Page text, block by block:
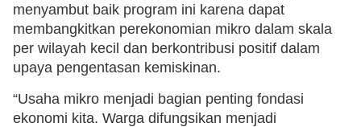
menyambut baik program ini karena dapat
membangkitkan perekonomian mikro dalam skala
per wilayah kecil dan berkontribusi positif dalam
upaya pengentasan kemiskinan.
“Usaha mikro menjadi bagian penting fondasi
ekonomi kita. Warga difungsikan menjadi